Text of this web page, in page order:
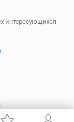
интересующихся